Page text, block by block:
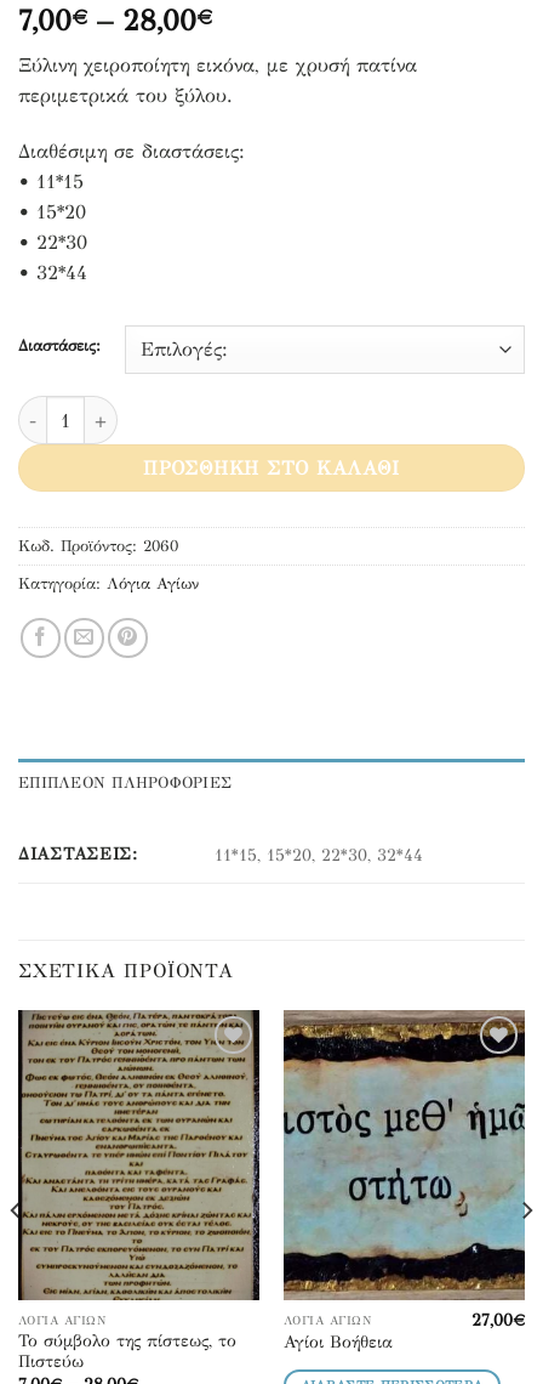
7,00€ – 28,00€Price
range:
7,00€
through
Ξύλινη χειροποίητη εικόνα, με χρυσή πατίνα
περιμετρικά του ξύλου.
Διαθέσιμη σε διαστάσεις:
• 11*15
• 15*20
• 22*30
• 32*44
Διαστάσεις:
Η προσευχή του γονιού ποσότητα
ΠΡΟΣΘΉΚΗ ΣΤΟ ΚΑΛΆΘΙ
Κωδ. Προϊόντος: 2060
Κατηγορία: Λόγια Αγίων
ΕΠΙΠΛΕΟΝ ΠΛΗΡΟΦΟΡΙΕΣ
ΔΙΑΣΤΆΣΕΙΣ: 11*15, 15*20, 22*30, 32*44
ΣΧΕΤΙΚΆ ΠΡΟΪΌΝΤΑ
Προσθήκη
στα
αγαπημένα
ΛΌΓΙΑ ΑΓΊΩΝ
Το σύμβολο της πίστεως, το
Πιστεύω
Αυτό
το
προϊόν
Προσθήκη
αγαπημένα
ΛΌΓΙΑ ΑΓΊΩΝ
Αγίοι Βοήθεια
27,00€